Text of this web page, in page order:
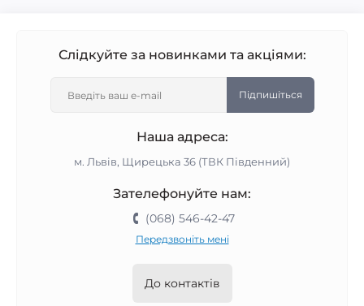
Слідкуйте за новинками та акціями:
Підпишіться
Наша адреса:
м. Львів, Щирецька 36 (ТВК Південний)
Зателефонуйте нам:
(068) 546-42-47
Передзвоніть мені
До контактів